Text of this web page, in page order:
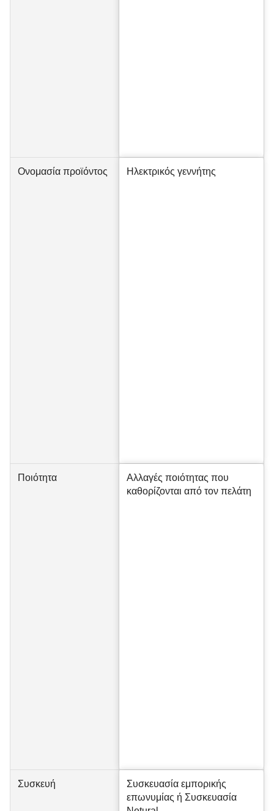
Ονομασία προϊόντος Ηλεκτρικός γεννήτης
Ποιότητα
Αλλαγές ποιότητας που
καθορίζονται από τον πελάτη
Συσκευή
Συσκευασία εμπορικής
επωνυμίας ή Συσκευασία